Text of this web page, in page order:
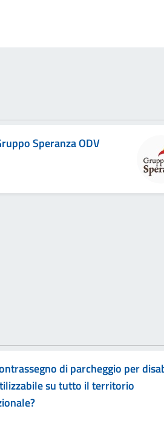
Speranza ODV
di parcheggio per
su tutto il territorio